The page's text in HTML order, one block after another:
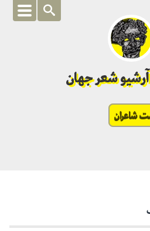
آرشیو شعر جهان
شاعران